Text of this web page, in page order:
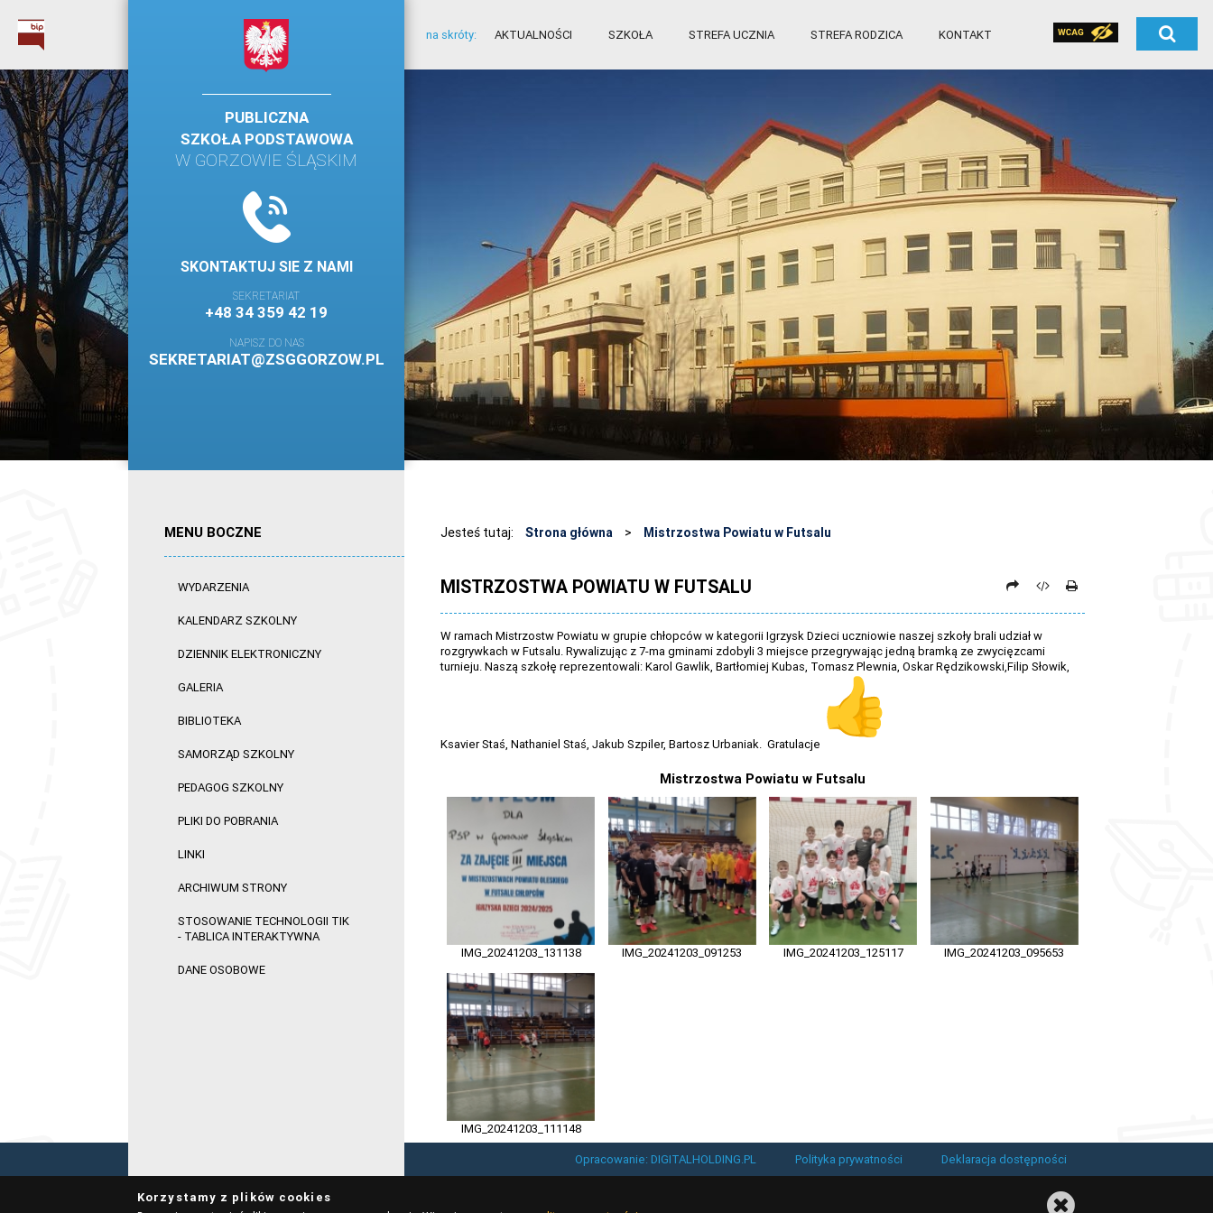
na skróty: AKTUALNOŚCI SZKOŁA STREFA UCZNIA STREFA RODZICA KONTAKT
PUBLICZNA
SZKOŁA PODSTAWOWA
W GORZOWIE ŚLĄSKIM
SKONTAKTUJ SIE Z NAMI
SEKRETARIAT
+48 34 359 42 19
NAPISZ DO NAS
SEKRETARIAT@ZSGGORZOW.PL
MENU BOCZNE
WYDARZENIA
KALENDARZ SZKOLNY
DZIENNIK ELEKTRONICZNY
GALERIA
BIBLIOTEKA
SAMORZĄD SZKOLNY
PEDAGOG SZKOLNY
PLIKI DO POBRANIA
LINKI
ARCHIWUM STRONY
STOSOWANIE TECHNOLOGII TIK
- TABLICA INTERAKTYWNA
DANE OSOBOWE
Jesteś tutaj: Strona główna > Mistrzostwa Powiatu w Futsalu
MISTRZOSTWA POWIATU W FUTSALU
W ramach Mistrzostw Powiatu w grupie chłopców w kategorii Igrzysk Dzieci uczniowie naszej szkoły brali udział w
rozgrywkach w Futsalu. Rywalizując z 7-ma gminami zdobyli 3 miejsce przegrywając jedną bramką ze zwycięzcami
turnieju. Naszą szkołę reprezentowali: Karol Gawlik, Bartłomiej Kubas, Tomasz Plewnia, Oskar Rędzikowski,Filip Słowik,
Ksavier Staś, Nathaniel Staś, Jakub Szpiler, Bartosz Urbaniak. Gratulacje
Mistrzostwa Powiatu w Futsalu
IMG_20241203_131138 IMG_20241203_091253 IMG_20241203_125117 IMG_20241203_095653
IMG_20241203_111148
Opracowanie: DIGITALHOLDING.PL
Polityka prywatności Deklaracja dostępności
Korzystamy z plików cookies